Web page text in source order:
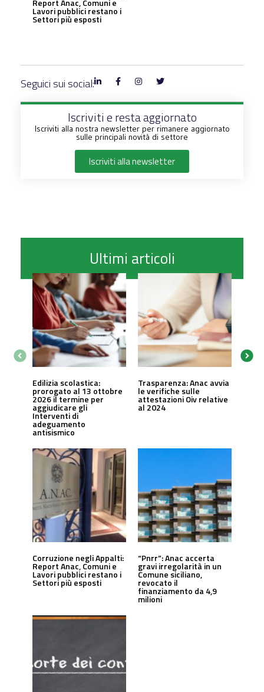
Report Anac, Comuni e
Lavori pubblici restano i
Settori più esposti
Seguici sui social:
Iscriviti e resta aggiornato
Iscriviti alla nostra newsletter per rimanere aggiornato
sulle principali novità di settore
Iscriviti alla newsletter
Ultimi articoli
Edilizia scolastica:
prorogato al 13 ottobre
2026 il termine per
aggiudicare gli
Interventi di
adeguamento
antisismico
Trasparenza: Anac avvia
le verifiche sulle
attestazioni Oiv relative
al 2024
Corruzione negli Appalti:
Report Anac, Comuni e
Lavori pubblici restano i
Settori più esposti
“Pnrr”: Anac accerta
gravi irregolarità in un
Comune siciliano,
revocato il
finanziamento da 4,9
milioni